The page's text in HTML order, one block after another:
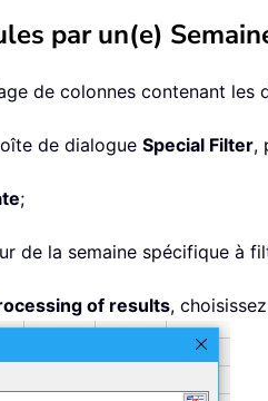
par un(e)
de colonnes contenant les
de dialogue Special Filter,
;
de la semaine spécifique à
of results,